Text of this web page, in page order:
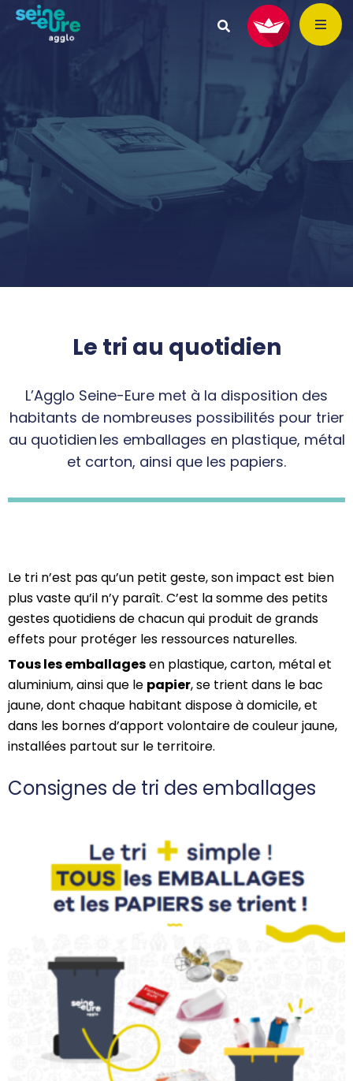
Le tri au quotidien
L’Agglo Seine-Eure met à la disposition des
habitants de nombreuses possibilités pour trier
au quotidien les emballages en plastique, métal
et carton, ainsi que les papiers.
Le tri n’est pas qu’un petit geste, son impact est bien
plus vaste qu’il n’y paraît. C’est la somme des petits
gestes quotidiens de chacun qui produit de grands
effets pour protéger les ressources naturelles.
Tous les emballagesen plastique, carton, métal et
aluminium, ainsi que le papier, se trient dans le bac
jaune, dont chaque habitant dispose à domicile, et
dans les bornes d’apport volontaire de couleur jaune,
installées partout sur le territoire.
Consignes de tri des emballages